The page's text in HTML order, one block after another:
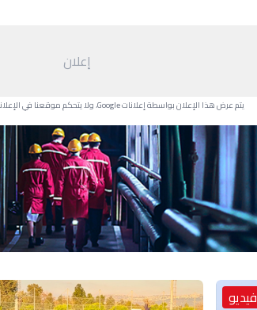
إعلان
يتم عرض هذا الإعلان بواسطة إعلانات Google، ولا يتحكم موقعنا في الإعلانات التي تظهر لكل مستخدم.
فيديو